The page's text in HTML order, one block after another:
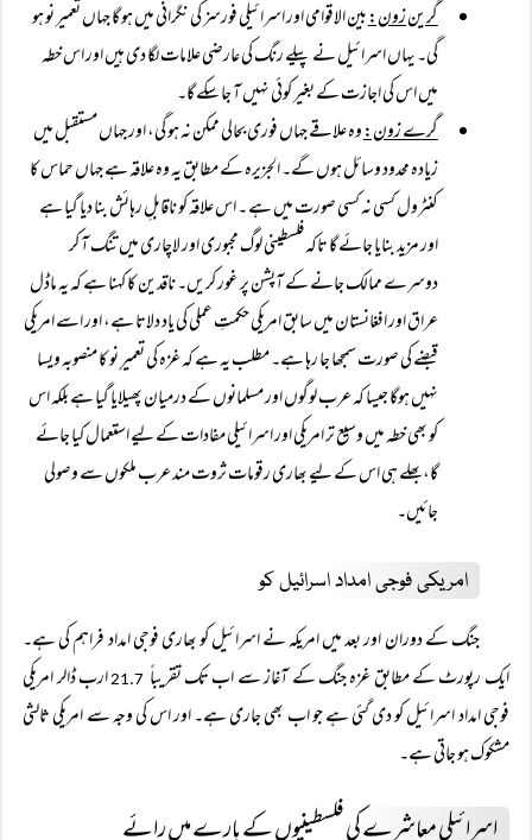
گرین زون:بین الاقوامی اور اسرائیلی فورسز کی نگرانی میں ہو گا جہاں تعمیر نو ہو
گی۔ یہاں اسرائیل نے پیلے رنگ کی عارضی علامات لگا دی ہیں اور اس خطہ
میں اس کی اجازت کے بغیر کوئی نہیں آ جا سکے گا۔
گرے زون:وہ علاقے جہاں فوری بحالی ممکن نہ ہو گی، اور جہاں مستقبل میں
زیادہ محدود وسائل ہوں گے۔ الجزیرہ کے مطابق یہ وہ علاقہ ہے جہاں حماس کا
کنٹرول کسی نہ کسی صورت میں ہے ۔ اس علاقہ کو ناقابلِ رہائش بنا دیا گیا ہے
اور مزید بنایا جائے گا تاکہ فلسطینی لوگ مجبوری اور لاچاری میں تنگ آ کر
دوسرے ممالک جانے کے آپشن پر غور کریں۔ ناقدین کا کہنا ہے کہ یہ ماڈل
عراق اور افغانستان میں سابق امریکی حکمتِ عملی کی یاد دلاتا ہے، اور اسے امریکی
قبضے کی صورت سمجھا جا رہا ہے۔ مطلب یہ ہے کہ غزہ کی تعمیرِ نو کا منصوبہ ویسا
نہیں ہوگا جیسا کہ عرب لوگوں اور مسلمانوں کے درمیان پھیلایا گیا ہے بلکہ اس
کو بھی خطہ میں وسیع تر امریکی اور اسرائیلی مفادات کے لیے استعمال کیا جائے
گا، بھلے ہی اس کے لیے بھاری رقومات ثروت مند عرب ملکوں سے وصولی
جائیں۔
امریکی فوجی امداد اسرائیل کو
جنگ کے دوران اور بعد میں امریکہ نے اسرائیل کو بھاری فوجی امداد فراہم کی ہے۔
ایک رپورٹ کے مطابق غزہ جنگ کے آغاز سے اب تک تقریباً
ارب ڈالر امریکی
فوجی امداد اسرائیل کو دی گئی ہے جو اب بھی جاری ہے۔ اور اس کی وجہ سے امریکی ثالثی
مشکوک ہو جاتی ہے۔